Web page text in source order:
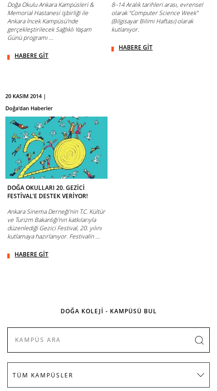
Doğa Okulu Ankara Kampüsleri &
Memorial Hastanesi işbirliği ile
Ankara İncek Kampüsü'nde
gerçekleştirilecek Sağlıklı Yaşam
Günü programı ...
HABERE GİT
8–14 Aralık tarihleri arası, evrensel
olarak “Computer Science Week”
(Bilgisayar Bilimi Haftası) olarak
kutlanıyor.
HABERE GİT
20 KASIM 2014 |
Doğa'dan Haberler
DOĞA OKULLARI 20. GEZİCİ
FESTİVAL'E DESTEK VERİYOR!
Ankara Sinema Derneği’nin T.C. Kültür
ve Turizm Bakanlığı’nın katkılarıyla
düzenlediği Gezici Festival, 20. yılını
kutlamaya hazırlanıyor. Festivalin ...
HABERE GİT
DOĞA KOLEJİ - KAMPÜSÜ BUL